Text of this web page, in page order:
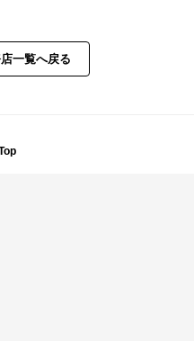
一覧へ戻る